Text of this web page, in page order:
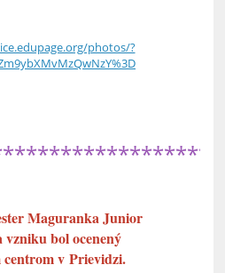
photos/?
Maguranka Junior
bol ocenený
v Prievidzi.